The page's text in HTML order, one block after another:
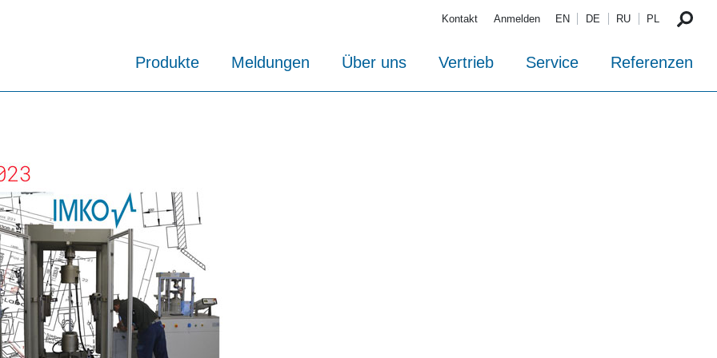
Kontakt Anmelden EN DE RU PL
Produkte Meldungen Über uns Vertrieb Service Referenzen